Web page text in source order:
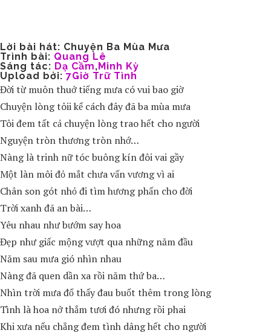
Lời bài hát: Chuyện Ba Mùa Mưa
Trình bài: Quang Lê
Sáng tác: Dạ Cầm,Minh Kỳ
Upload bởi:7Giờ Trữ Tình
Đời từ muôn thuở tiếng mưa có vui bao giờ
Chuyện lòng tôii kể cách đây đã ba mùa mưa
Tôi đem tất cả chuyện lòng trao hết cho người
Nguyện tròn thương tròn nhớ…
Nàng là trinh nữ tóc buông kín đôi vai gầy
Một làn môi đỏ mắt chưa vấn vương vì ai
Chân son gót nhỏ đi tìm hương phấn cho đời
Trời xanh đã an bài…
Yêu nhau như bướm say hoa
Đẹp như giấc mộng vượt qua những năm đầu
Năm sau mưa gió nhìn nhau
Nàng đã quen dần xa rồi năm thứ ba…
Nhìn trời mưa đổ thấy đau buốt thêm trong lòng
Tình là hoa nở thắm tươi đó nhưng rồi phai
Khi xưa nếu chẳng đem tình dâng hết cho người